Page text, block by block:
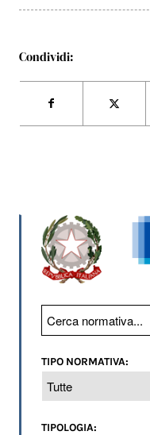
Condividi:
TIPO NORMATIVA:
TIPOLOGIA: